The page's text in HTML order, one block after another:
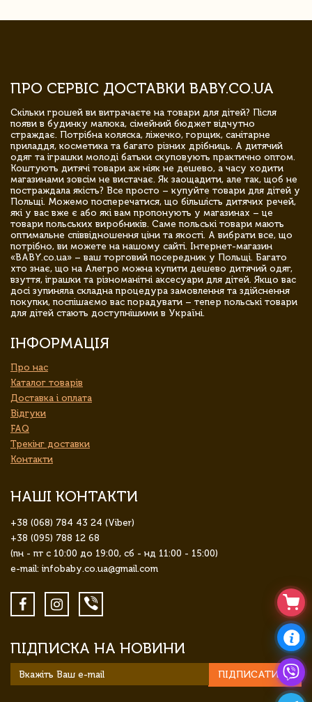
ПРО СЕРВІС ДОСТАВКИ BABY.CO.UA
Скільки грошей ви витрачаєте на товари для дітей? Після
появи в будинку малюка, сімейний бюджет відчутно
страждає. Потрібна коляска, ліжечко, горщик, санітарне
приладдя, косметика та багато різних дрібниць. А дитячий
одяг та іграшки молоді батьки скуповують практично оптом.
Коштують дитячі товари аж ніяк не дешево, а часу ходити
магазинами зовсім не вистачає. Як заощадити, але так, щоб не
постраждала якість? Все просто – купуйте товари для дітей у
Польщі. Можемо посперечатися, що більшість дитячих речей,
які у вас вже є або які вам пропонують у магазинах – це
товари польських виробників. Саме польські товари мають
оптимальне співвідношення ціни та якості. А вибрати все, що
потрібно, ви можете на нашому сайті. Інтернет-магазин
«BABY.co.ua» – ваш торговий посередник у Польщі. Багато
хто знає, що на Алегро можна купити дешево дитячий одяг,
взуття, іграшки та різноманітні аксесуари для дітей. Якщо вас
досі зупиняла складна процедура замовлення та здійснення
покупки, поспішаємо вас порадувати – тепер польські товари
для дітей стають доступнішими в Україні.
ІНФОРМАЦІЯ
Про нас
Каталог товарів
Доставка і оплата
Відгуки
FAQ
Трекінг доставки
Контакти
НАШІ КОНТАКТИ
+38 (068) 784 43 24 (Viber)
+38 (095) 788 12 68
(пн - пт с 10:00 до 19:00, сб - нд 11:00 - 15:00)
e-mail: infobaby.co.ua@gmail.com
ПІДПИСКА НА НОВИНИ
ПІДПИСАТИСЯ